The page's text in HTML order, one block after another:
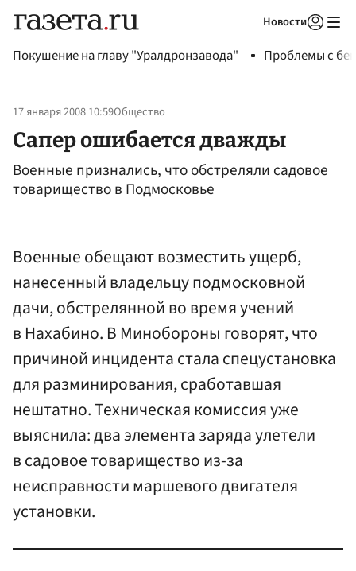
Новости
Покушение на главу "Уралдронзавода" Проблемы с
17 января 2008 10:59Общество
Сапер ошибается дважды
Военные признались, что обстреляли садовое
товарищество в Подмосковье
Военные обещают возместить ущерб,
нанесенный владельцу подмосковной
дачи, обстрелянной во время учений
в Нахабино. В Минобороны говорят, что
причиной инцидента стала спецустановка
для разминирования, сработавшая
нештатно. Техническая комиссия уже
выяснила: два элемента заряда улетели
в садовое товарищество из-за
неисправности маршевого двигателя
установки.